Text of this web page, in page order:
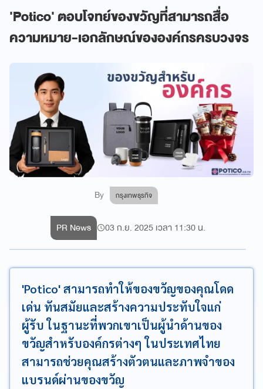
'Potico' ตอบโจทย์ของขวัญที่สามารถสื่อ
ความหมาย-เอกลักษณ์ขององค์กรครบวงจร
By กรุงเทพธุรกิจ
PR News 03 ก.ย. 2025 เวลา 11:30 น.
'Potico' สามารถทำให้ของขวัญของคุณโดด
เด่น ทันสมัยและสร้างความประทับใจแก่
ผู้รับ ในฐานะที่พวกเขาเป็นผู้นำด้านของ
ขวัญสำหรับองค์กรต่างๆ ในประเทศไทย
สามารถช่วยคุณสร้างตัวตนและภาพจำของ
แบรนด์ผ่านของขวัญ